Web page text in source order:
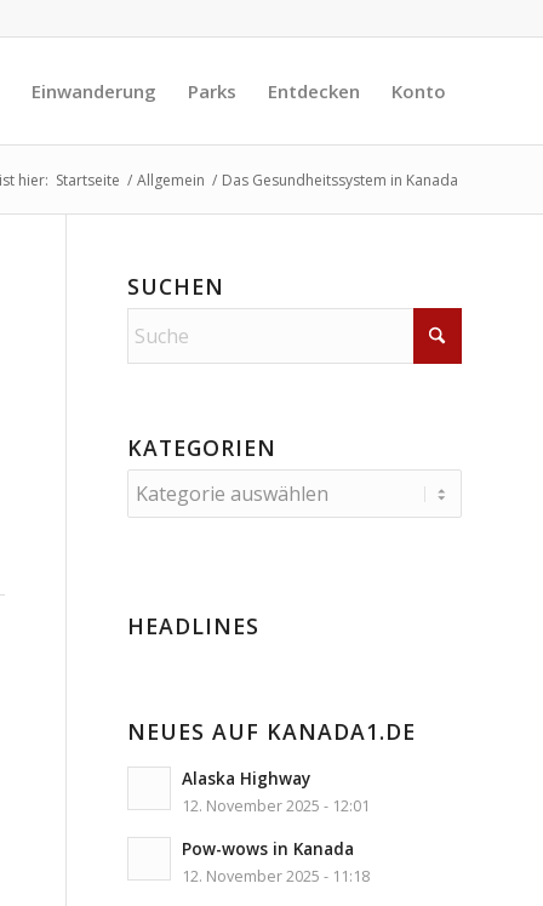
Einwanderung Parks Entdecken Konto
hier: Startseite / Allgemein / Das Gesundheitssystem in Kanada
SUCHEN
KATEGORIEN
Kategorien
HEADLINES
NEUES AUF KANADA1.DE
Alaska Highway
12. November 2025 - 12:01
Pow-wows in Kanada
12. November 2025 - 11:18